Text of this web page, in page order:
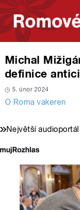
Michal
definice
5. únor 2024
O Roma vakeren
Největší